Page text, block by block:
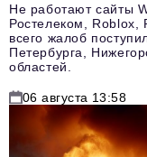
Не работают сайты
Ростелеком,
всего жалоб
Петербурга,
областей.
06 августа 13:58